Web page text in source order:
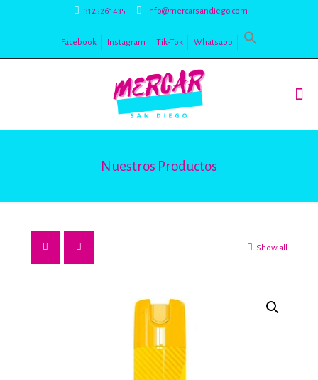
3125261435 info@mercarsandiego.com
Facebook Instagram Tik-Tok Whatsapp
Nuestros Productos
Show all